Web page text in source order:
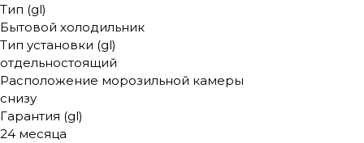
Тип (gl)
Бытовой холодильник
Тип установки (gl)
отдельностоящий
Расположение морозильной камеры
снизу
Гарантия (gl)
24 месяца